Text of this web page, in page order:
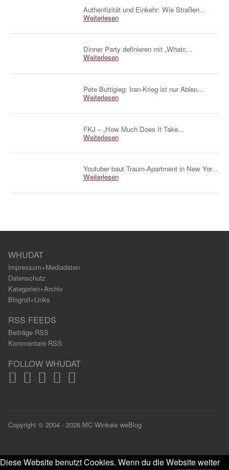
Authentizität und Einkehr: Wie Straßen...
Weiterlesen
Dinner Party definieren mit „Whatc...
Weiterlesen
Pete Buttigieg: Iran-Krieg ist nur Ablen...
Weiterlesen
FKJ – „How Much Does It Take...
Weiterlesen
Youtuber baut Traum-Apartment in New Yor...
Weiterlesen
WHUDAT
Impressum+Mediadaten
Datenschutz
Kategorien+Archiv
Blogroll+Links
RSS FEEDS
Beiträge RSS
Kommentare RSS
FOLLOW WHUDAT
Copyright © 2004 - 2026 MC Winkels weBlog
Diese Website benutzt Cookies. Wenn du die Website weiter